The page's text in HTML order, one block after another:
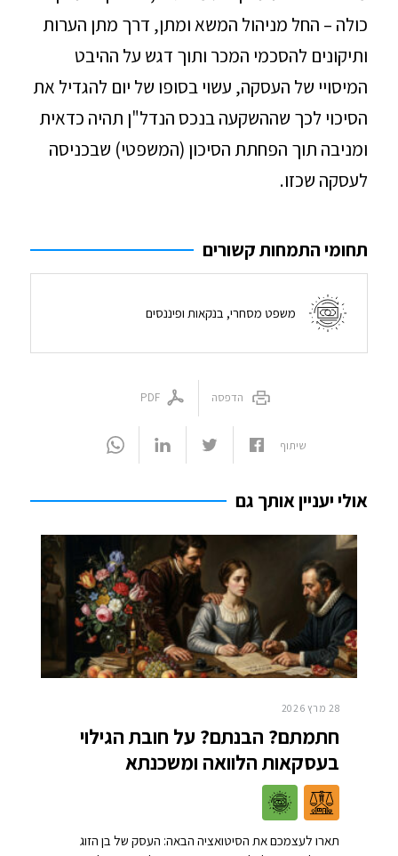
כולה – החל מניהול המשא ומתן, דרך מתן הערות
ותיקונים להסכמי המכר ותוך דגש על ההיבט
המיסויי של העסקה, עשוי בסופו של יום להגדיל את
הסיכוי לכך שההשקעה בנכס הנדל"ן תהיה כדאית
ומניבה תוך הפחתת הסיכון (המשפטי) שבכניסה
לעסקה שכזו.
תחומי התמחות קשורים
משפט מסחרי, בנקאות ופיננסים
הדפסה PDF
שיתוף
אולי יעניין אותך גם
28 מרץ 2026
חתמתם? הבנתם? על חובת הגילוי
בעסקאות הלוואה ומשכנתא
תארו לעצמכם את הסיטואציה הבאה: העסק של בן הזוג